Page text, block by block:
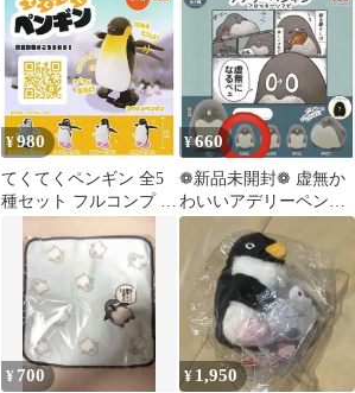
¥980
てくてくペンギン 全5
種セット フルコンプ ゼ
タ 動く 塗装 もちや幸
こうぼう コンプリート
ガチャ ガチャガチャ カ
プセルトイ コウテイペ
ンギン コウテイペンギ
ンのヒナ マゼランペン
ギン アデリーペンギン
¥660
❁新品未開封❁ 虚無か
わいいアデリーペンギ
ンフロッキーソフビ
【トホホ】
¥ 700 ¥ 1,950